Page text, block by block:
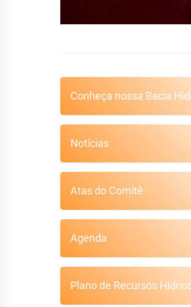
Conheça nossa Bacia
Notícias
Atas do Comitê
Agenda
Plano de Recursos